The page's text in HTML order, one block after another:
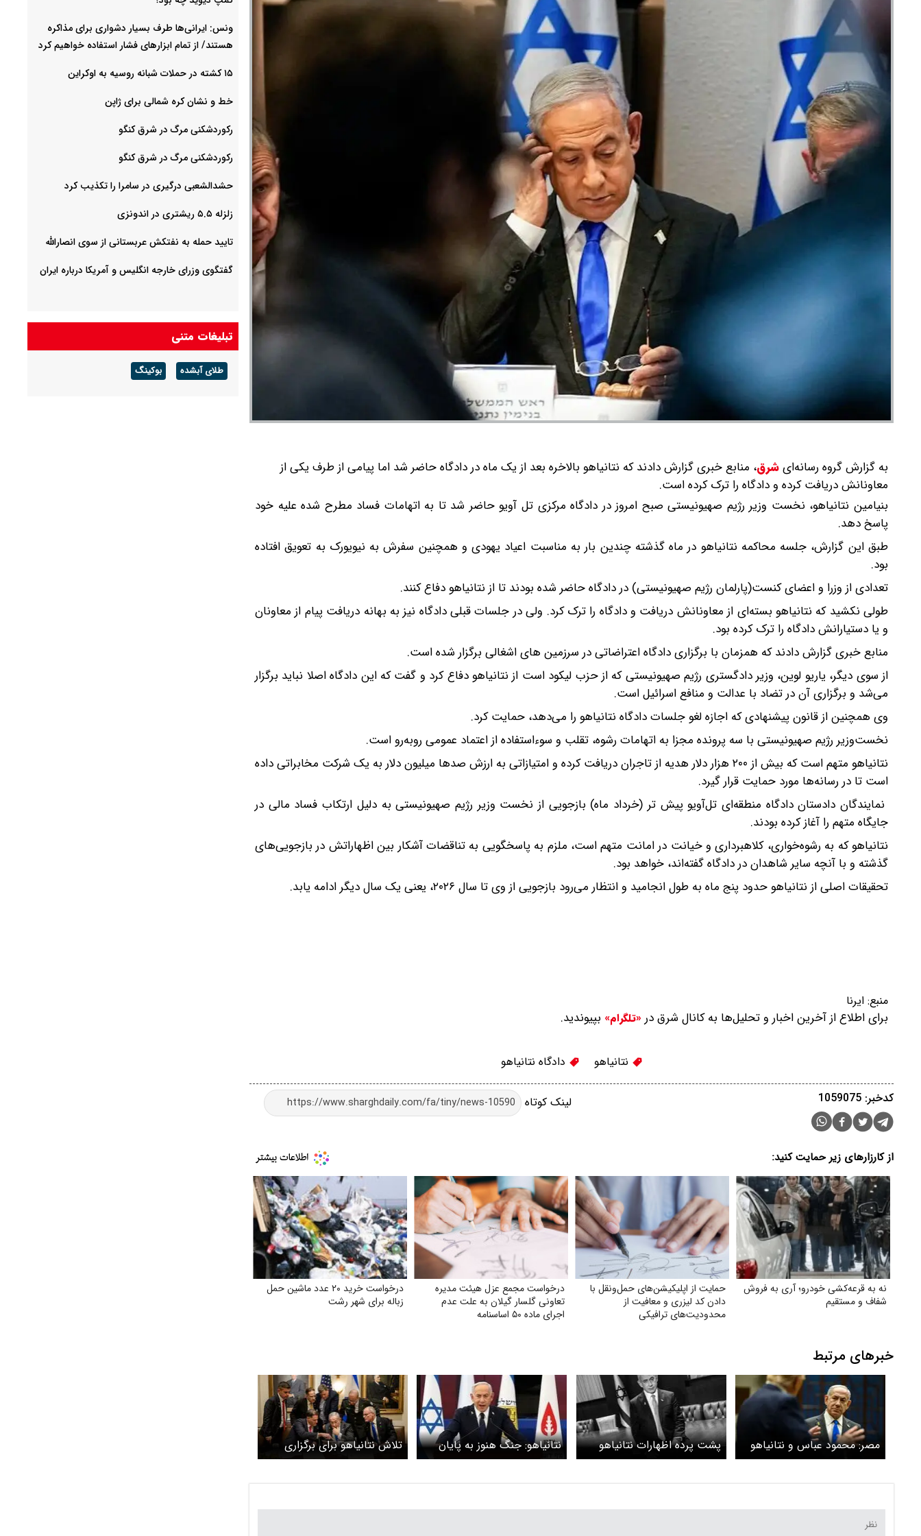
به گزارش گروه رسانه‌ایشرق، منابع خبری گزارش دادند که نتانیاهو بالاخره بعد از یک ماه در دادگاه حاضر شد اما پیامی از طرف یکی از
معاونانش دریافت کرده و دادگاه را ترک کرده است.
بنیامین نتانیاهو، نخست وزیر رژیم صهیونیستی صبح امروز در دادگاه مرکزی تل آویو حاضر شد تا به اتهامات فساد مطرح شده علیه خود
پاسخ دهد.
طبق این گزارش، جلسه محاکمه نتانیاهو در ماه گذشته چندین بار به مناسبت اعیاد یهودی و همچنین سفرش به نیویورک به تعویق افتاده
بود.
تعدادی از وزرا و اعضای کنست(پارلمان رژیم صهیونیستی) در دادگاه حاضر شده بودند تا از نتانیاهو دفاع کنند.
طولی نکشید که نتانیاهو بسته‌ای از معاونانش دریافت و دادگاه را ترک کرد. ولی در جلسات قبلی دادگاه نیز به بهانه دریافت پیام از معاونان
و یا دستیارانش دادگاه را ترک کرده بود.
منابع خبری گزارش دادند که همزمان با برگزاری دادگاه اعتراضاتی در سرزمین های اشغالی برگزار شده است.
از سوی دیگر، یاریو لوین، وزیر دادگستری رژیم صهیونیستی که از حزب لیکود است از نتانیاهو دفاع کرد و گفت که این دادگاه اصلا نباید برگزار
می‌شد و برگزاری آن در تضاد با عدالت و منافع اسرائیل است.
وی همچنین از قانون پیشنهادی که اجازه لغو جلسات دادگاه نتانیاهو را می‌دهد، حمایت کرد.
نخست‌وزیر رژیم صهیونیستی با سه پرونده مجزا به اتهامات رشوه، تقلب و سوءاستفاده از اعتماد عمومی روبه‌رو است.
نتانیاهو متهم است که بیش از ۲۰۰ هزار دلار هدیه از تاجران دریافت کرده و امتیازاتی به ارزش صدها میلیون دلار به یک شرکت مخابراتی داده
است تا در رسانه‌ها مورد حمایت قرار گیرد.
نمایندگان دادستان دادگاه منطقه‌ای تل‌آویو پیش تر (خرداد ماه) بازجویی از نخست وزیر رژیم صهیونیستی به دلیل ارتکاب فساد مالی در
جایگاه متهم را آغاز کرده بودند.
نتانیاهو که به رشوه‌خواری، کلاهبرداری و خیانت در امانت متهم است، ملزم به پاسخگویی به تناقضات آشکار بین اظهاراتش در بازجویی‌های
گذشته و با آنچه سایر شاهدان در دادگاه گفته‌اند، خواهد بود.
تحقیقات اصلی از نتانیاهو حدود پنج ماه به طول انجامید و انتظار می‌رود بازجویی از وی تا سال ۲۰۲۶، یعنی یک سال دیگر ادامه یابد.
منبع: ایرنا
برای اطلاع از آخرین اخبار و تحلیل‌ها به کانال شرق در «تلگرام» بپیوندید.
نتانیاهو دادگاه نتانیاهو
لینک کوتاه کدخبر: 1059075
از کارزارهای زیر حمایت کنید:
نه به قرعه‌کشی خودرو؛ آری به فروش
شفاف و مستقیم
حمایت از اپلیکیشن‌های حمل‌ونقل با
دادن کد لیزری و معافیت از
محدودیت‌های ترافیکی
درخواست مجمع عزل هیئت مدیره
تعاونی گلسار گیلان به علت عدم
اجرای ماده ۵۰ اساسنامه
درخواست خرید ۲۰ عدد ماشین حمل
زباله برای شهر رشت
خبرهای مرتبط
مصر: محمود عباس و نتانیاهو
در نشست شرم‌الشیخ شرکت
پشت پرده اظهارات نتانیاهو
درباره موشک‌های قاره‌پیمای
نتانیاهو: جنگ هنوز به پایان
نرسیده
تلاش نتانیاهو برای برگزاری
انتخابات زودهنگام بعد از توافق
ونس: ایرانی‌ها طرف بسیار دشواری برای مذاکره
هستند/ از تمام ابزارهای فشار استفاده خواهیم کرد
۱۵ کشته در حملات شبانه روسیه به اوکراین
خط و نشان کره شمالی برای ژاپن
رکوردشکنی مرگ در شرق کنگو
رکوردشکنی مرگ در شرق کنگو
حشدالشعبی درگیری در سامرا را تکذیب کرد
زلزله ۵.۵ ریشتری در اندونزی
تایید حمله به نفتکش عربستانی از سوی انصارالله
گفتگوی وزرای خارجه انگلیس و آمریکا درباره ایران
تبلیغات متنی
طلای آبشده بوکینگ